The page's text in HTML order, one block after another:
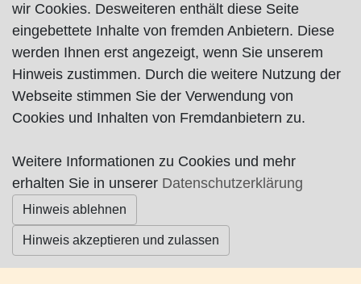
Krankengymnastik, Physiotherapie,
Craniosacrale Biodynamik, Logopädie.
Impressum| Datenschutz|AGB
© Worpswede24 2015-2026
wir Cookies. Desweiteren enthält diese Seite
eingebettete Inhalte von fremden Anbietern. Diese
werden Ihnen erst angezeigt, wenn Sie unserem
Hinweis zustimmen. Durch die weitere Nutzung der
Webseite stimmen Sie der Verwendung von
Cookies und Inhalten von Fremdanbietern zu.
Weitere Informationen zu Cookies und mehr
erhalten Sie in unserer Datenschutzerklärung
Hinweis ablehnen
Hinweis akzeptieren und zulassen